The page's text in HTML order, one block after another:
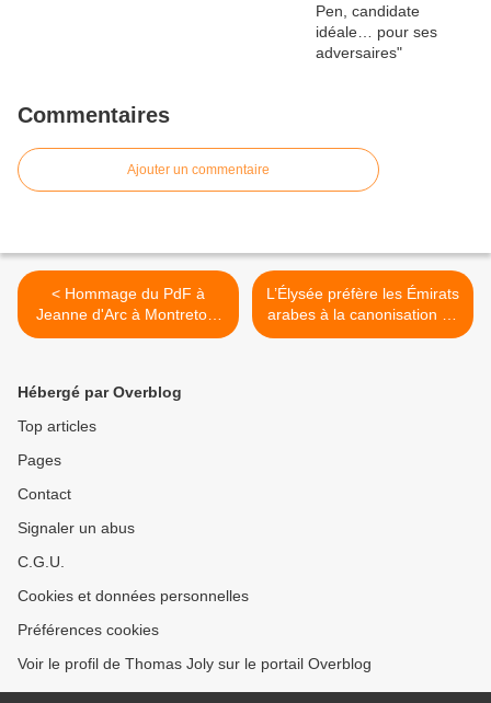
Commentaires
Ajouter un commentaire
< Hommage du PdF à
Jeanne d'Arc à Montretout
(08/05/2022)
L’Élysée préfère les Émirats
arabes à la canonisation de
Charles de Foucauld >
Hébergé par Overblog
Top articles
Pages
Contact
Signaler un abus
C.G.U.
Cookies et données personnelles
Préférences cookies
Voir le profil de Thomas Joly sur le portail Overblog